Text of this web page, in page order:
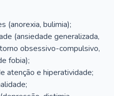
(anorexia, bulimia);
(ansiedade generalizada,
obsessivo-compulsivo,
fobia);
atenção e hiperatividade;